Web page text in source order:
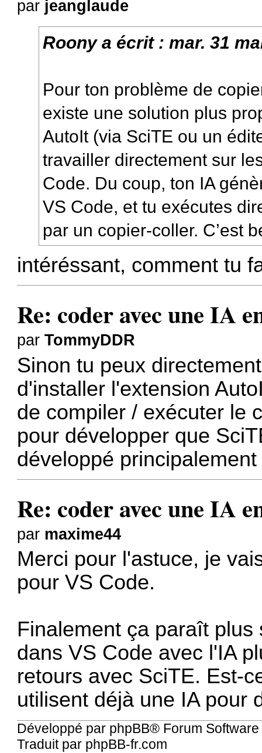
par jeanglaude
Roonya écrit :mar. 31
Pour ton problème de
existe une solution plus
AutoIt (via SciTE ou un
travailler directement sur
Code. Du coup, ton IA
VS Code, et tu exécutes
par un copier-coller. C’est
intéréssant, comment tu
Re: coder avec une IA
parTommyDDR
Sinon tu peux
d'installer l'extension
de compiler / exécuter le
pour développer que
développé
Re: coder avec une IA
par maxime44
Merci pour l'astuce, je
pour VS Code.
Finalement ça paraît
dans VS Code avec l'IA
retours avec SciTE. Est-
utilisent déjà une IApour
Développé par phpBB® Forum
Traduit par phpBB-fr.com